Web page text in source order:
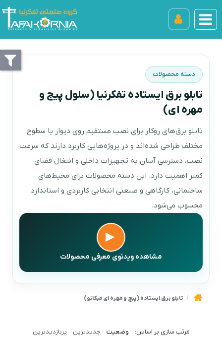
▶
مشاهده ویدئوی معرفی محصولات
دسته محصولات
تابلو برق ایستاده تفکرنیا (سلول پیج و
مهره ای)
تابلو برق‌های روکار برای نصب مستقیم روی دیوار یا سطوح
مختلف طراحی شده‌اند و در پروژه‌هایی کاربرد دارند که سرعت
نصب، دسترسی آسان به تجهیزات داخلی و اشغال فضای
کمتر اهمیت دارد. این دسته محصولات برای محیط‌های
ساختمانی، کارگاهی و صنعتی انتخابی کاربردی و استاندارد
محسوب می‌شود.
تابلو برق ایستاده (پیچ و مهره ای میکانو)
وضعیت جدیدترین پربازدیدترین